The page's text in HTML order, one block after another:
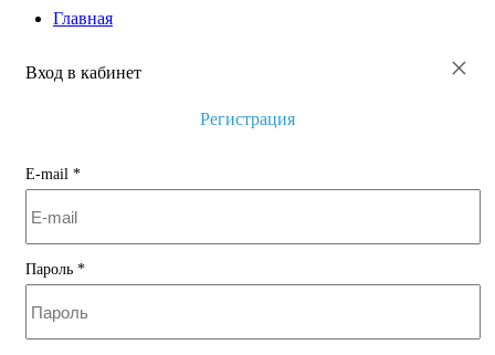
Главная
×
Вход в кабинет
Регистрация
E-mail *
Пароль *